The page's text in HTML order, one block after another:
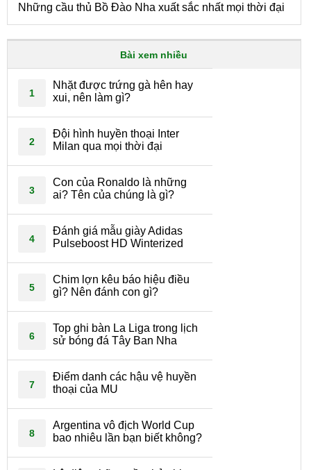
Những cầu thủ Bồ Đào Nha xuất sắc nhất mọi thời đại
Bài xem nhiều
1
Nhặt được trứng gà hên hay
xui, nên làm gì?
2
Đội hình huyền thoại Inter
Milan qua mọi thời đại
3
Con của Ronaldo là những
ai? Tên của chúng là gì?
4
Đánh giá mẫu giày Adidas
Pulseboost HD Winterized
5
Chim lợn kêu báo hiệu điều
gì? Nên đánh con gì?
6
Top ghi bàn La Liga trong lịch
sử bóng đá Tây Ban Nha
7
Điểm danh các hậu vệ huyền
thoại của MU
8
Argentina vô địch World Cup
bao nhiêu lần bạn biết không?